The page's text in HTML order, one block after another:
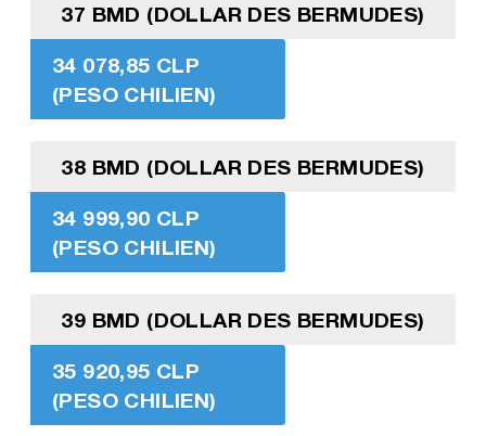
37 BMD (DOLLAR DES BERMUDES)
34 078,85 CLP
(PESO CHILIEN)
38 BMD (DOLLAR DES BERMUDES)
34 999,90 CLP
(PESO CHILIEN)
39 BMD (DOLLAR DES BERMUDES)
35 920,95 CLP
(PESO CHILIEN)